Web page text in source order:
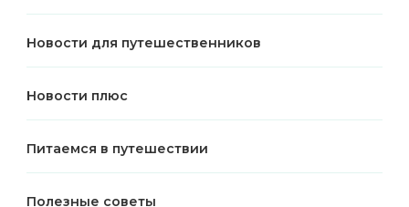
Новости для путешественников
Новости плюс
Питаемся в путешествии
Полезные советы